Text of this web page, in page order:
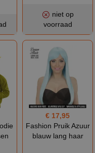
niet op
voorraad
€ 17,95
Fashion Pruik Azuur
blauw lang haar